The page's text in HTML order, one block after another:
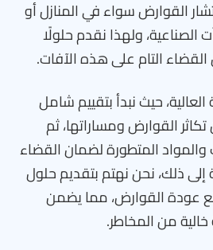
القوارض سواء في المنازل أو
الصناعية، ولهذا نقدم حلولًا
التام على هذه الآفات.
العالية، حيث نبدأ بتقييم شامل
القوارض ومساراتها، ثم
المتطورة لضمان القضاء
إلى ذلك، نحن نهتم بتقديم حلول
عودة القوارض، مما يضمن
خالية من المخاطر.